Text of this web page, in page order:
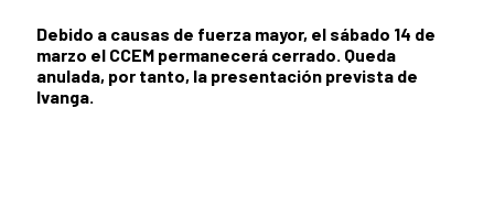
Debido a causas de fuerza mayor, el sábado 14 de
marzo el CCEM permanecerá cerrado. Queda
anulada, por tanto, la presentación prevista de
Ivanga.